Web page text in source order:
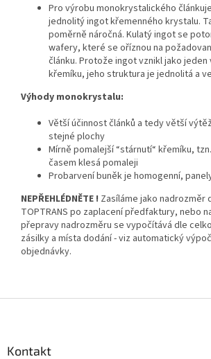
Pro výrobu monokrystalického
jednolitý ingot křemenného krystalu.
poměrně náročná. Kulatý ingot se
wafery, které se oříznou na
článku. Protože ingot vznikl jako
křemíku, jeho struktura je jednolitá a
Výhody monokrystalu:
Větší účinnost článků a tedy větší
stejné plochy
Mírně pomalejší “stárnutí“ křemíku,
časem klesá pomaleji
Probarvení buněk je homogenní,
NEPŘEHLÉDNĚTE ! Zasíláme jako nadrozměr
TOPTRANS po zaplacení předfaktury, nebo
přepravy nadrozměru se vypočítává dle
zásilky a místa dodání - viz automatický
objednávky.
Kontakt